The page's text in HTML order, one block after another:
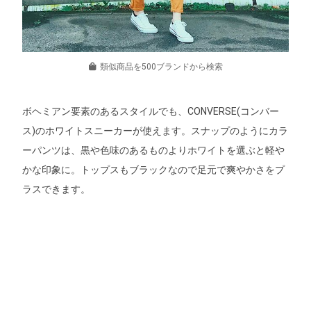
類似商品を500ブランドから検索
ボヘミアン要素のあるスタイルでも、CONVERSE(コンバー
ス)のホワイトスニーカーが使えます。スナップのようにカラ
ーパンツは、黒や色味のあるものよりホワイトを選ぶと軽や
かな印象に。トップスもブラックなので足元で爽やかさをプ
ラスできます。